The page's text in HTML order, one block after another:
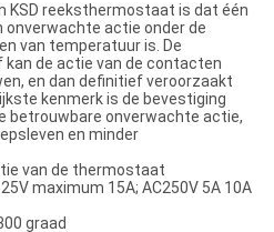
KSD reeksthermostaat is dat één
actie onder de
van temperatuur is. De
de actie van de contacten
en dan definitief veroorzaakt
kenmerk is de bevestiging
betrouwbare onverwachte actie,
en minder
van de thermostaat
maximum 15A; AC250V 5A 10A
graad